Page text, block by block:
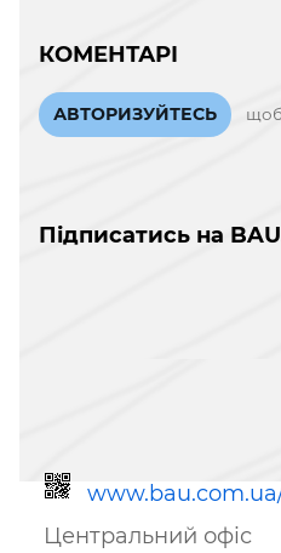
КОМЕНТАРІ
АВТОРИЗУЙТЕСЬ
Підписатись на
Центральний офіс